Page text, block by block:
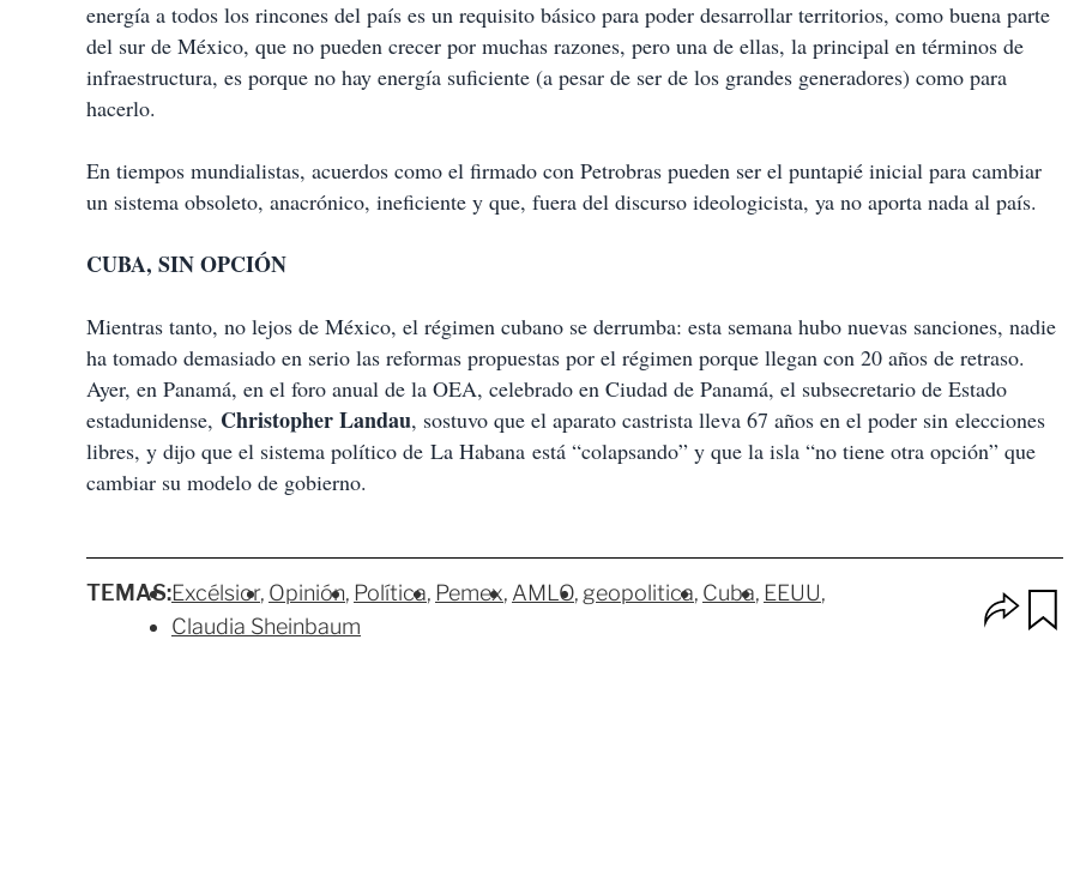
energía a todos los rincones del país es un requisito básico para poder desarrollar territorios, como buena parte
del sur de México, que no pueden crecer por muchas razones, pero una de ellas, la principal en términos de
infraestructura, es porque no hay energía suficiente (a pesar de ser de los grandes generadores) como para
hacerlo.
En tiempos mundialistas, acuerdos como el firmado con Petrobras pueden ser el puntapié inicial para cambiar
un sistema obsoleto, anacrónico, ineficiente y que, fuera del discurso ideologicista, ya no aporta nada al país.
CUBA, SIN OPCIÓN
Mientras tanto, no lejos de México, el régimen cubano se derrumba: esta semana hubo nuevas sanciones, nadie
ha tomado demasiado en serio las reformas propuestas por el régimen porque llegan con 20 años de retraso.
Ayer, en Panamá, en el foro anual de la OEA, celebrado en Ciudad de Panamá, el subsecretario de Estado
estadunidense, Christopher Landau, sostuvo que el aparato castrista lleva 67 años en el poder sin elecciones
libres, y dijo que el sistema político de La Habana está “colapsando” y que la isla “no tiene otra opción” que
cambiar su modelo de gobierno.
TEMAS:Excélsior Opinión Política Pemex AMLO geopolitica Cuba EEUU
Claudia Sheinbaum
p